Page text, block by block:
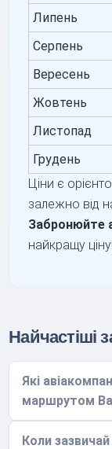
Липень
Серпень
Вересень
Жовтень
Листопад
Грудень
Ціни є
залежно від
Забронюйте
найкращу ціну!
Найчастіші
Які
маршрутом
Коли